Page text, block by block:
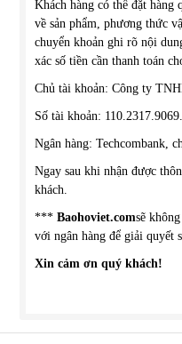
Khách hàng có thể đặt hàng
về sản phẩm, phương thức
chuyển khoản ghi rõ nội
xác số tiền cần thanh toán
Chủ tài khoản: Công ty
Số tài khoản:
Ngân hàng: Techcombank,
Ngay sau khi nhận được
khách.
*** Baohoviet.comsẽ
với ngân hàng để giải quyết
Xin cảm ơn quý khách!